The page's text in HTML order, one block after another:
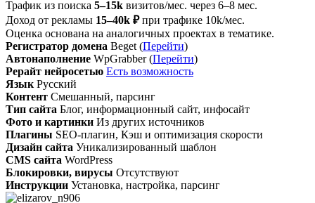
Трафик из поиска 5–15k визитов/мес. через 6–8 мес.
Доход от рекламы 15–40k ₽ при трафике 10k/мес.
Оценка основана на аналогичных проектах в тематике.
Регистратор домена Beget (Перейти)
Автонаполнение WpGrabber (Перейти)
Рерайт нейросетью Есть возможность
Язык Русский
Контент Смешанный, парсинг
Тип сайта Блог, информационный сайт, инфосайт
Фото и картинки Из других источников
Плагины SEO-плагин, Кэш и оптимизация скорости
Дизайн сайта Уникализированный шаблон
CMS сайта WordPress
Блокировки, вирусы Отсутствуют
Инструкции Установка, настройка, парсинг